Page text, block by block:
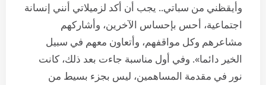
وأيقظني من سباتي.. يجب أن أكد لزميلاتي أنني إنسانة
اجتماعية، أحس بإحساس الآخرين، وأشاركهم
مشاعرهم وكل مواقفهم، وأتعاون معهم في سبيل
الخير دائما». وفي أول مناسبة جاءت بعد ذلك، كانت
نور في مقدمة المساهمين، ليس بجزء بسيط من